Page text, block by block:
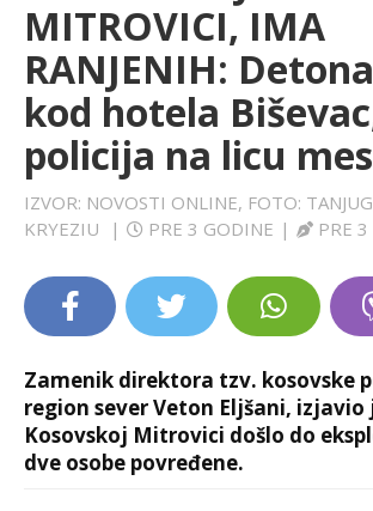
TV
SPORT
LIFESTYLE
MITROVICI, IMA
RANJENIH:
kod hotela
policija na licu
IZVOR: NOVOSTI ONLINE, FOTO:
KRYEZIU
| PRE 3 GODINE | PRE
Zamenik direktora tzv. kosovske
region sever Veton Eljšani, izjavio
Kosovskoj Mitrovici došlo do
dve osobe povređene.